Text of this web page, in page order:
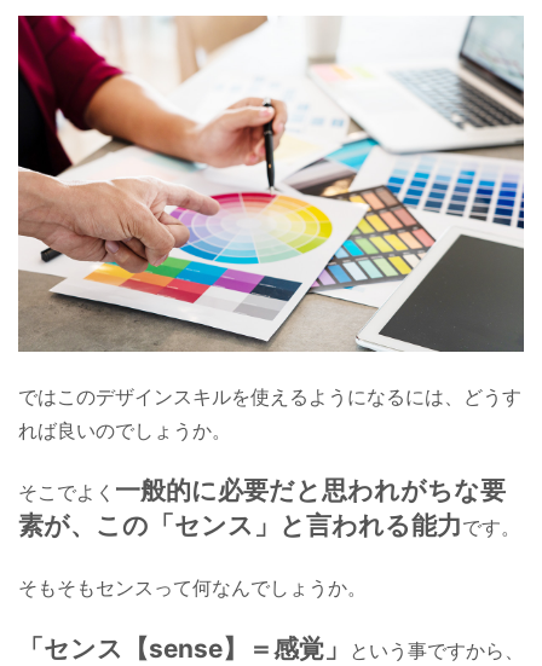
ではこのデザインスキルを使えるようになるには、どうす
れば良いのでしょうか。
そこでよく 一般的に必要だと思われがちな要
素が、この「センス」と言われる能力です。
そもそもセンスって何なんでしょうか。
「センス【sense】＝感覚」 という事ですから、